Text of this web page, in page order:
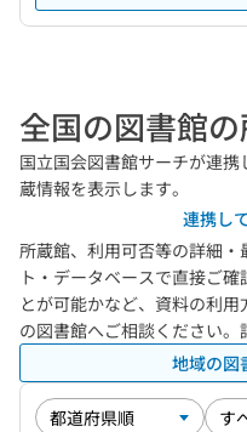
全国の図書館
国立国会図書館サーチが連
蔵情報を表示します。
連携し
所蔵館、利用可否等の詳細
ト・データベースで直接ご
とが可能かなど、資料の利
の図書館へご相談ください。
地域の図